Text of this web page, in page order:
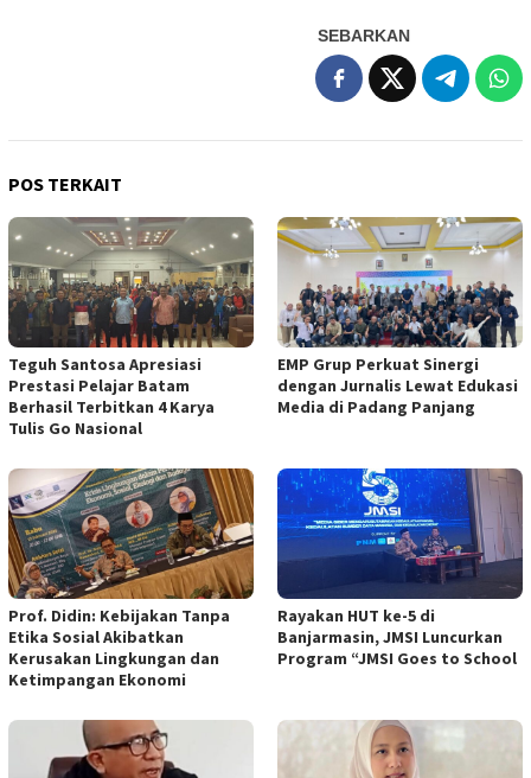
SEBARKAN
POS TERKAIT
Teguh Santosa Apresiasi
Prestasi Pelajar Batam
Berhasil Terbitkan 4 Karya
Tulis Go Nasional
EMP Grup Perkuat Sinergi
dengan Jurnalis Lewat Edukasi
Media di Padang Panjang
Prof. Didin: Kebijakan Tanpa
Etika Sosial Akibatkan
Kerusakan Lingkungan dan
Ketimpangan Ekonomi
Rayakan HUT ke-5 di
Banjarmasin, JMSI Luncurkan
Program “JMSI Goes to School